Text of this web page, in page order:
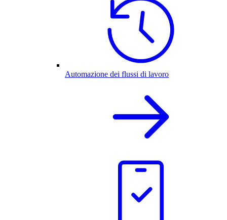
Automazione dei flussi di lavoro